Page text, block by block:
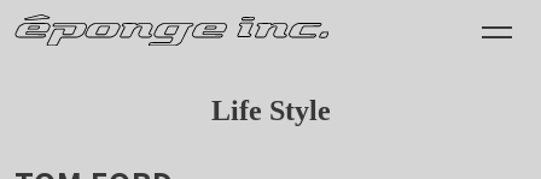
Life Style